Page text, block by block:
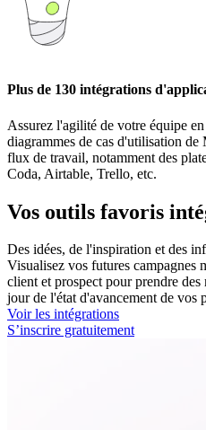
Plus de 130 intégrations
Assurez l'agilité de votre équipe
diagrammes de cas d'utilisation
flux de travail, notamment des
Coda, Airtable, Trello, etc.
Vos outils favoris
Des idées, de l'inspiration et des
Visualisez vos futures campagnes
client et prospect pour prendre des
jour de l'état d'avancement de vos
Voir les intégrations
S’inscrire gratuitement